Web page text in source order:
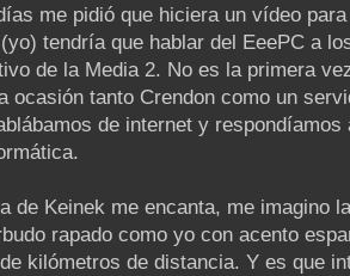
me pidió que hiciera un vídeo
tendría que hablar del EeePC a
de la Media 2. No es la primera
ocasión tanto Crendon como un
de internet y
de Keinek me encanta, me imagino
rapado como yo con acento
kilómetros de distancia. Y es que